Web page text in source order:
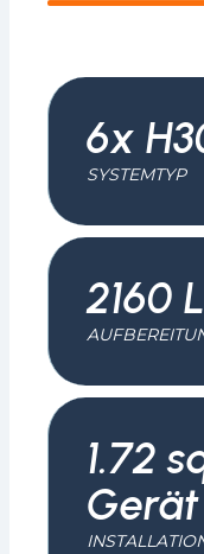
6x
SYSTEMTYP
2160
1.72
Gerät